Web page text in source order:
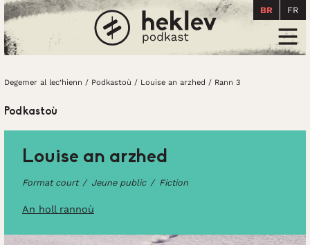
Degemer al lec’hienn
BR FR
Degemer al lec’hienn / Podkastoù / Louise an arzhed / Rann 3
Podkastoù
Louise an arzhed
Format court Jeune public Fiction
An holl rannoù